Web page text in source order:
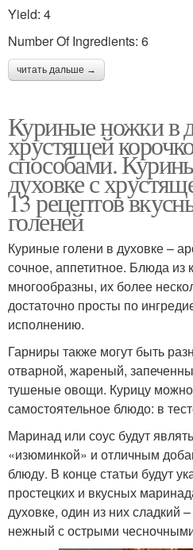
Yield: 4
Number Of Ingredients: 6
читать дальше →
Куриные ножки в
хрустящей
способами.
духовке с
13 рецептов
голеней
Куриные голени в духовке –
сочное, аппетитное. Блюда из
многообразны, их более
достаточно просты по
исполнению.
Гарниры также могут быть
отварной, жареный,
тушеные овощи. Курицу можно
самостоятельное блюдо: в
Маринад или соус будут
«изюминкой» и отличным
блюду. В конце статьи будут
простецких и вкусных
духовке, один из них сладкий
нежный с острыми